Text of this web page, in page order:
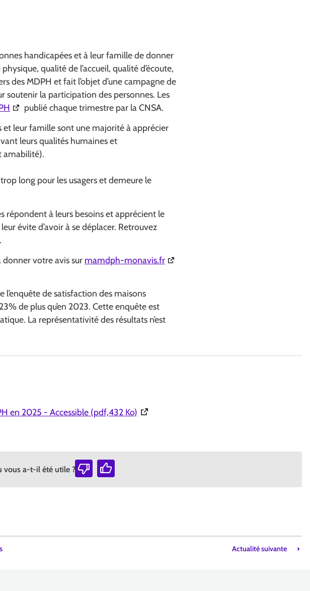
handicapées et à leur famille de donner
qualité de l’accueil, qualité d’écoute,
des MDPH et fait l’objet d’une campagne de
soutenir la participation des personnes. Les
(Ouverture dans une nouvelle fenêtre)
publié chaque trimestre par la CNSA.
et leur famille sont une majorité à apprécier
leurs qualités humaines et
amabilité).
long pour les usagers et demeure le
répondent à leurs besoins et apprécient le
évite d’avoir à se déplacer. Retrouvez
dans une nouvelle fenêtre)
.
votre avis sur mamdph-monavis.fr(Ouverture dans une nouvelle fenêtre)
de satisfaction des maisons
de plus qu’en 2023. Cette enquête est
La représentativité des résultats n’est
en 2025 - Accessible (pdf,432 Ko) (Ouverture dans une nouvelle fenêtre)
vous a-t-il été utile ?
Actualité suivante